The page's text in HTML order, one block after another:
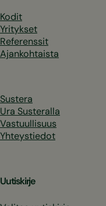
Kodit
Yritykset
Referenssit
Ajankohtaista
Sustera
Ura Susteralla
Vastuullisuus
Yhteystiedot
Uutiskirje